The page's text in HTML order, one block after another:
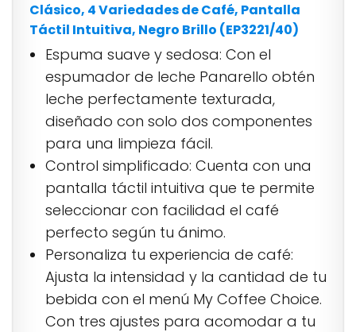
Clásico, 4 Variedades de Café, Pantalla
Táctil Intuitiva, Negro Brillo (EP3221/40)
Espuma suave y sedosa: Con el
espumador de leche Panarello obtén
leche perfectamente texturada,
diseñado con solo dos componentes
para una limpieza fácil.
Control simplificado: Cuenta con una
pantalla táctil intuitiva que te permite
seleccionar con facilidad el café
perfecto según tu ánimo.
Personaliza tu experiencia de café:
Ajusta la intensidad y la cantidad de tu
bebida con el menú My Coffee Choice.
Con tres ajustes para acomodar a tu